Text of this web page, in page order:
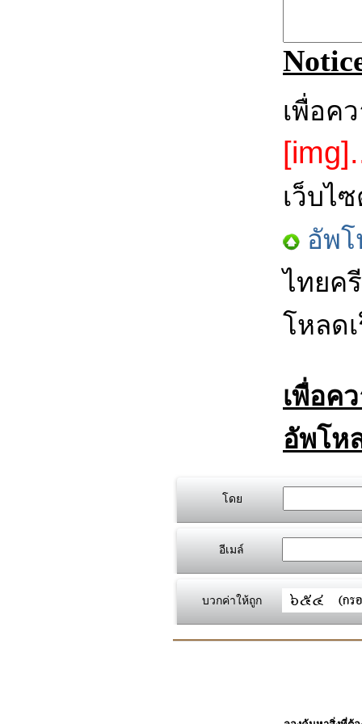
เพื่อค
เว็บไ
อัพ
ไทยค
โหลด
เพื่อค
อัพโห
โดย
อีเมล์
บวกค่าให้ถูก